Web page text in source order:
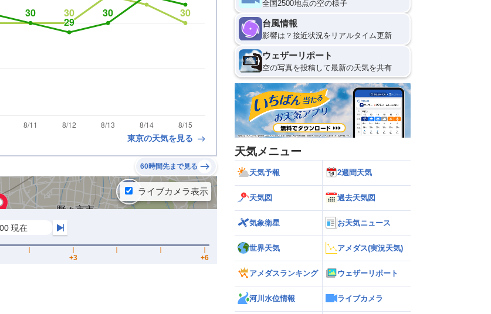
東京の天気を見る
60時間先まで見る
全国2500地点の空の様子
台風情報
影響は？接近状況をリアルタイム更新
ウェザーリポート
空の写真を投稿して最新の天気を共有
天気メニュー
天気予報 2週間天気
天気図 過去天気図
気象衛星 お天気ニュース
世界天気 アメダス(実況天気)
アメダスランキング ウェザーリポート
河川水位情報 ライブカメラ